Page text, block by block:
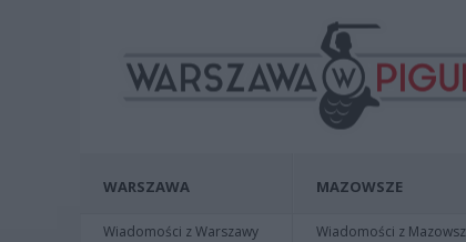
WARSZAWA
Wiadomości z Warszawy
MAZOWSZE
Wiadomości z